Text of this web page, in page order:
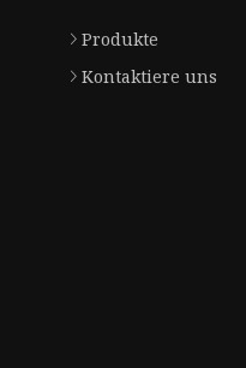
Produkte
Kontaktiere uns